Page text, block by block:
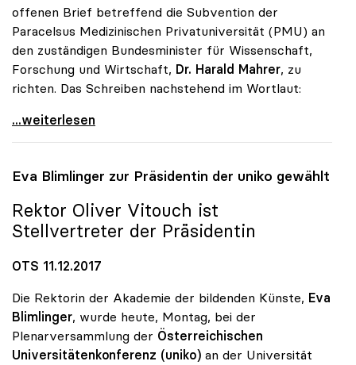
offenen Brief betreffend die Subvention der
Paracelsus Medizinischen Privatuniversität (PMU) an
den zuständigen Bundesminister für Wissenschaft,
Forschung und Wirtschaft, Dr. Harald Mahrer, zu
richten. Das Schreiben nachstehend im Wortlaut:
uniko fordert Stopp für Bundessubvention an
...weiterlesen
Eva Blimlinger zur Präsidentin der uniko gewählt
Rektor Oliver Vitouch ist
Stellvertreter der Präsidentin
OTS 11.12.2017
Die Rektorin der Akademie der bildenden Künste, Eva
Blimlinger, wurde heute, Montag, bei der
Plenarversammlung der Österreichischen
Universitätenkonferenz (uniko) an der Universität